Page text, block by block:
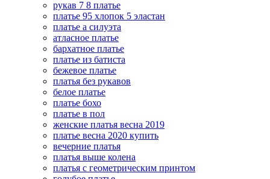
рукав 7 8 платье
платье 95 хлопок 5 эластан
платье а силуэта
атласное платье
бархатное платье
платье из батиста
бежевое платье
платья без рукавов
белое платье
платье бохо
платье в пол
женские платья весна 2019
платье весна 2020 купить
вечерние платья
платья выше колена
платья с геометрическим принтом